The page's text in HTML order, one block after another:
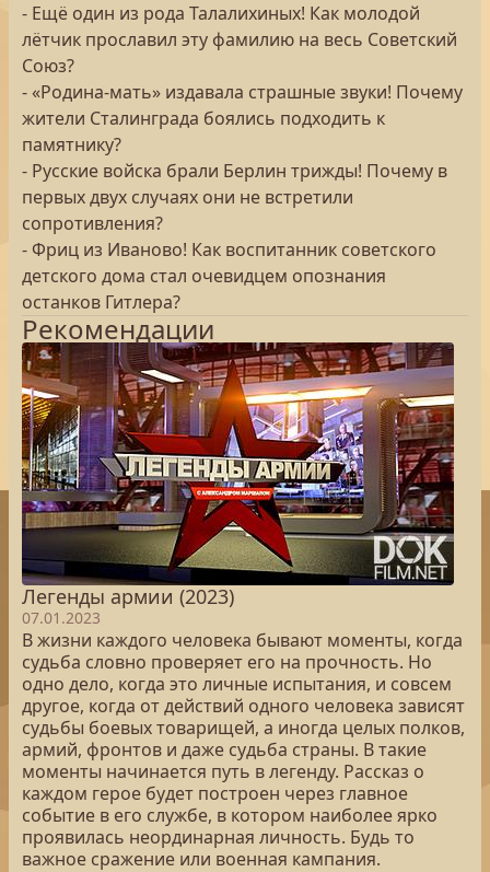
- Ещё один из рода Талалихиных! Как молодой
лётчик прославил эту фамилию на весь Советский
Союз?
- «Родина-мать» издавала страшные звуки! Почему
жители Сталинграда боялись подходить к
памятнику?
- Русские войска брали Берлин трижды! Почему в
первых двух случаях они не встретили
сопротивления?
- Фриц из Иваново! Как воспитанник советского
детского дома стал очевидцем опознания
останков Гитлера?
Рекомендации
Легенды армии (2023)
07.01.2023
В жизни каждого человека бывают моменты, когда
судьба словно проверяет его на прочность. Но
одно дело, когда это личные испытания, и совсем
другое, когда от действий одного человека зависят
судьбы боевых товарищей, а иногда целых полков,
армий, фронтов и даже судьба страны. В такие
моменты начинается путь в легенду. Рассказ о
каждом герое будет построен через главное
событие в его службе, в котором наиболее ярко
проявилась неординарная личность. Будь то
важное сражение или военная кампания.